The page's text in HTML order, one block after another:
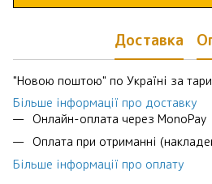
Доставка
"Новою поштою" по Україні за
Більше інформації про доставку
Онлайн-оплата через MonoPay
Оплата при отриманні
Більше інформації про оплату